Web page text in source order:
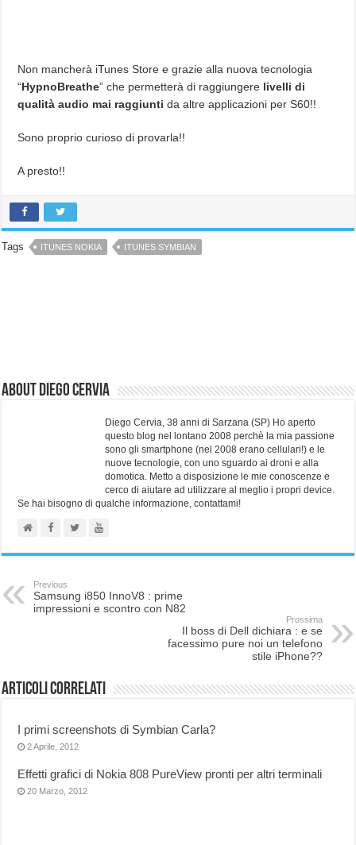
Non mancherà iTunes Store e grazie alla nuova tecnologia
“HypnoBreathe” che permetterà di raggiungere livelli di
qualità audio mai raggiunti da altre applicazioni per S60!!
Sono proprio curioso di provarla!!
A presto!!
Tags ITUNES NOKIA ITUNES SYMBIAN
About Diego Cervia
Diego Cervia, 38 anni di Sarzana (SP) Ho aperto
questo blog nel lontano 2008 perchè la mia passione
sono gli smartphone (nel 2008 erano cellulari!) e le
nuove tecnologie, con uno sguardo ai droni e alla
domotica. Metto a disposizione le mie conoscenze e
cerco di aiutare ad utilizzare al meglio i propri device.
Se hai bisogno di qualche informazione, contattami!
Previous
Samsung i850 InnoV8 : prime
impressioni e scontro con N82
Prossima
Il boss di Dell dichiara : e se
facessimo pure noi un telefono
stile iPhone??
Articoli correlati
I primi screenshots di Symbian Carla?
2 Aprile, 2012
Effetti grafici di Nokia 808 PureView pronti per altri terminali
20 Marzo, 2012